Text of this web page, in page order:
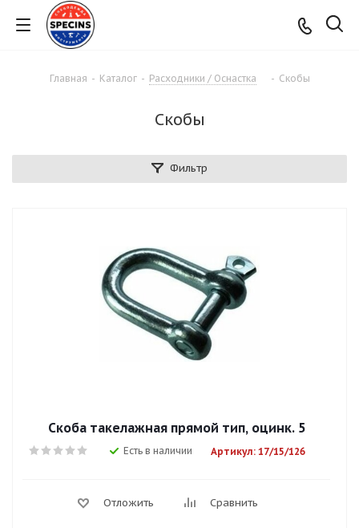
Главная - Каталог - Расходники / Оснастка - Скобы
Скобы
Фильтр
Скоба такелажная прямой тип, оцинк. 5
Есть в наличии Артикул: 17/15/126
Отложить Сравнить